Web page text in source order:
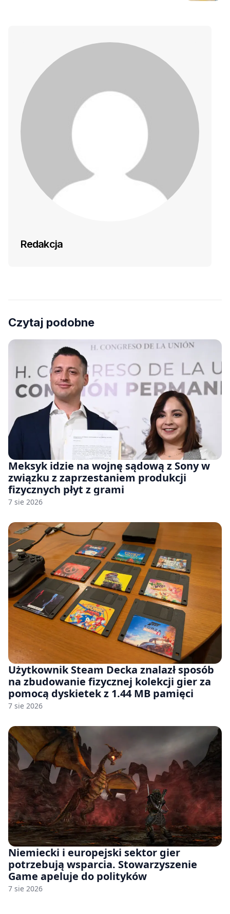
Redakcja
Czytaj podobne
Meksyk idzie na wojnę sądową z Sony w
związku z zaprzestaniem produkcji
fizycznych płyt z grami
7 sie 2026
Użytkownik Steam Decka znalazł sposób
na zbudowanie fizycznej kolekcji gier za
pomocą dyskietek z 1.44 MB pamięci
7 sie 2026
Niemiecki i europejski sektor gier
potrzebują wsparcia. Stowarzyszenie
Game apeluje do polityków
7 sie 2026